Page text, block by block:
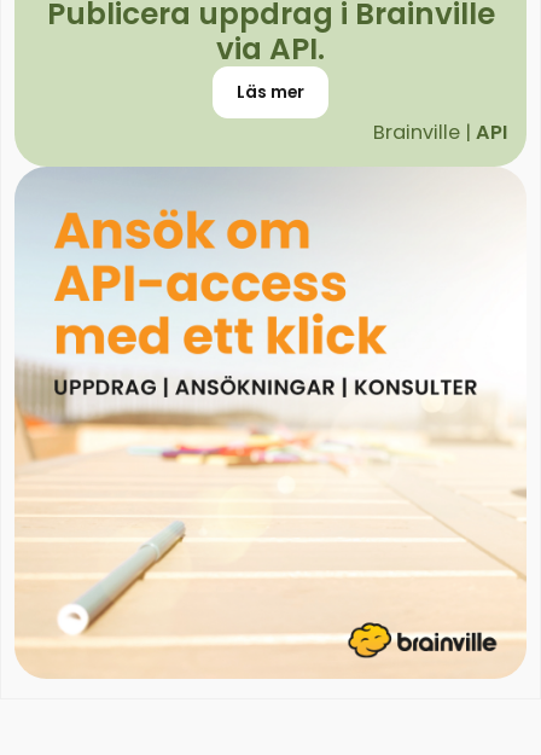
Publicera uppdrag i Brainville
via API.
Läs mer
Brainville |API